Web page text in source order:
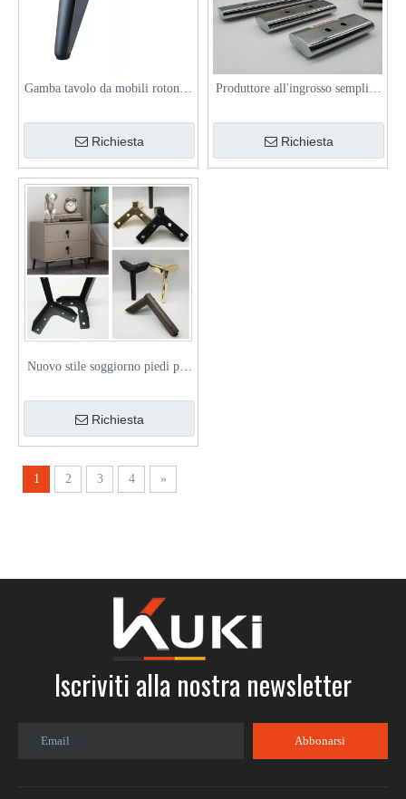
Gamba tavolo da mobili rotondo
Richiesta
Produttore all'ingrosso semplice
divano
Richiesta
Nuovo stile soggiorno piedi per
Richiesta
1 2 3 4 »
Iscriviti alla nostra newsletter​​​​​​​
Email Abbonarsi